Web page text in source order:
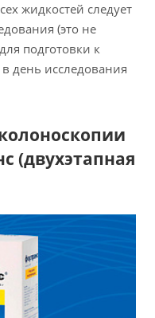
жидкостей следует
(это не
подготовки к
день исследования
(двухэтапная